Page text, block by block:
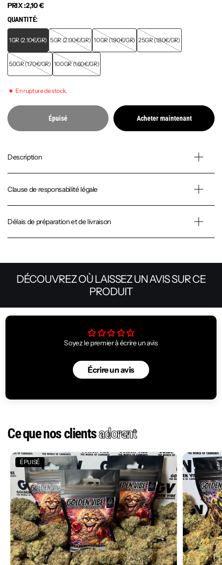
PRIX :2,10 €
QUANTITÉ:
1GR (2.10€/GR) 5GR (2.00€/GR) 10GR (1.90€/GR) 25GR (1.80€/GR)
50GR (1.70€/GR) 100GR (1.60€/GR)
En rupture de stock.
Épuisé Acheter maintenant
Description
Clause de responsabilité légale
Délais de préparation et de livraison
DÉCOUVREZ OÙ LAISSEZ UN AVIS SUR CE
PRODUIT
Soyez le premier à écrire un avis
Écrire un avis
Ce que nos clientsadorent
ÉPUISÉ